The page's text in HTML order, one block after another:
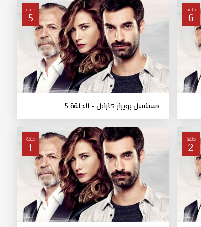
حلقة
6
حلقة
5
مسلسل بويراز كارايل - الحلقة 5
حلقة
2
حلقة
1